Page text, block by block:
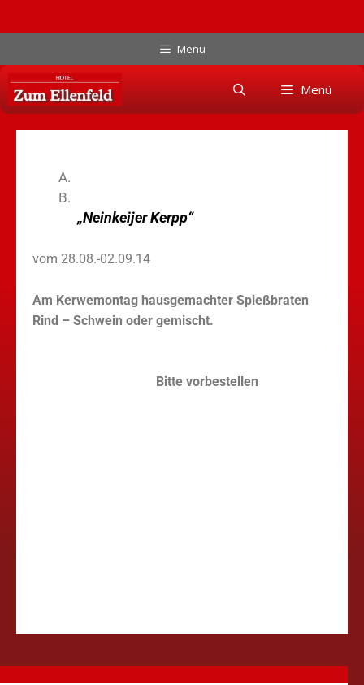
Menu
Menü
„Neinkeijer Kerpp“
vom 28.08.-02.09.14
Am Kerwemontag hausgemachter Spießbraten
Rind – Schwein oder gemischt.
Bitte vorbestellen